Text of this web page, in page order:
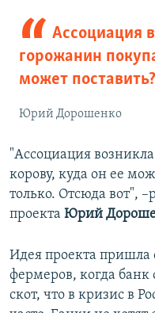
Ассоциация
горожанин
может
Юрий Дорошенко
"Ассоциация
корову, куда он ее
только. Отсюда вот",
проекта Юрий
Идея проекта пришла
фермеров, когда банк
скот, что в кризис в